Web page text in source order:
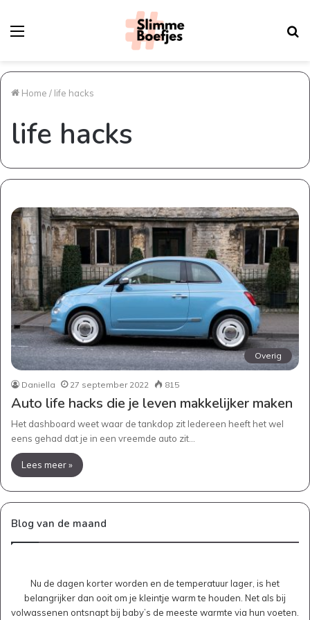
Home / life hacks
life hacks
Overig
Daniella 27 september 2022 815
Auto life hacks die je leven makkelijker maken
Het dashboard weet waar de tankdop zit Iedereen heeft het wel
eens gehad dat je in een vreemde auto zit…
Lees meer »
Blog van de maand
Nu de dagen korter worden en de temperatuur lager, is het
belangrijker dan ooit om je kleintje warm te houden. Net als bij
volwassenen ontsnapt bij baby’s de meeste warmte via hun voeten.